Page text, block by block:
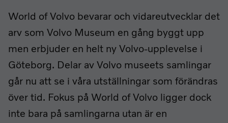
World of Volvo bevarar och vidareutvecklar det
arv som Volvo Museum en gång byggt upp
men erbjuder en helt ny Volvo-upplevelse i
Göteborg. Delar av Volvo museets samlingar
går nu att se i våra utställningar som förändras
över tid. Fokus på World of Volvo ligger dock
inte bara på samlingarna utan är en